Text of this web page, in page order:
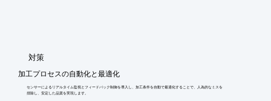
​対策
加工プロセスの自動化と最適化
センサーによるリアルタイム監視とフィードバック制御を導入し、加工条件を自動で最適化することで、人為的なミスを
排除し、安定した品質を実現します。